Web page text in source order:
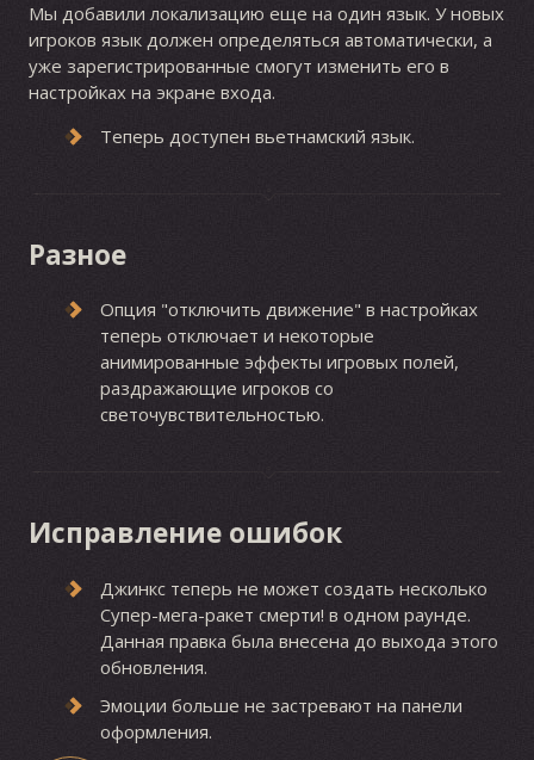
Мы добавили локализацию еще на один язык. У новых
игроков язык должен определяться автоматически, а
уже зарегистрированные смогут изменить его в
настройках на экране входа.
Теперь доступен вьетнамский язык.
Разное
Опция "отключить движение" в настройках
теперь отключает и некоторые
анимированные эффекты игровых полей,
раздражающие игроков со
светочувствительностью.
Исправление ошибок
Джинкс теперь не может создать несколько
Супер-мега-ракет смерти! в одном раунде.
Данная правка была внесена до выхода этого
обновления.
Эмоции больше не застревают на панели
оформления.